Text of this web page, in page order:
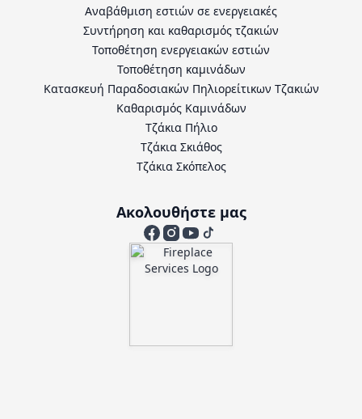
Αναβάθμιση εστιών σε ενεργειακές
Συντήρηση και καθαρισμός τζακιών
Τοποθέτηση ενεργειακών εστιών
Τοποθέτηση καμινάδων
Κατασκευή Παραδοσιακών Πηλιορείτικων Τζακιών
Καθαρισμός Καμινάδων
Τζάκια Πήλιο
Τζάκια Σκιάθος
Τζάκια Σκόπελος
Ακολουθήστε μας